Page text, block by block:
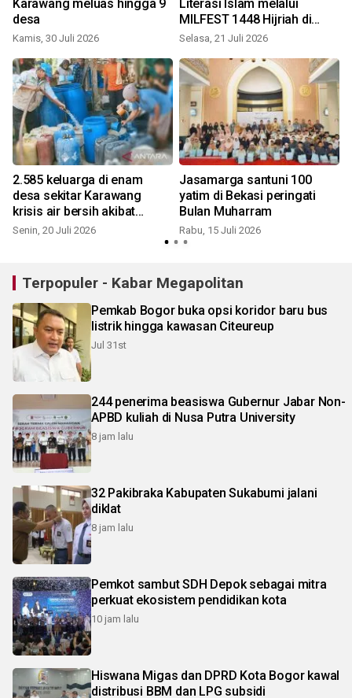
Karawang meluas hingga 9
desa
Kamis, 30 Juli 2026
Literasi Islam melalui
MILFEST 1448 Hijriah di
Bogor
Selasa, 21 Juli 2026
2.585 keluarga di enam
desa sekitar Karawang
krisis air bersih akibat
kemarau
Senin, 20 Juli 2026
Jasamarga santuni 100
yatim di Bekasi peringati
Bulan Muharram
Rabu, 15 Juli 2026
Terpopuler - Kabar Megapolitan
Pemkab Bogor buka opsi koridor baru bus
listrik hingga kawasan Citeureup
Jul 31st
244 penerima beasiswa Gubernur Jabar Non-
APBD kuliah di Nusa Putra University
8 jam lalu
32 Pakibraka Kabupaten Sukabumi jalani
diklat
8 jam lalu
Pemkot sambut SDH Depok sebagai mitra
perkuat ekosistem pendidikan kota
10 jam lalu
Hiswana Migas dan DPRD Kota Bogor kawal
distribusi BBM dan LPG subsidi